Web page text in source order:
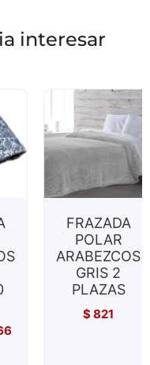
interesar
FRAZADA
POLAR
ARABEZCOS
GRIS 2
PLAZAS
$821